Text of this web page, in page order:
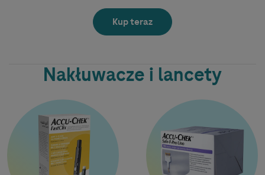
Kup teraz
Nakłuwacze i lancety